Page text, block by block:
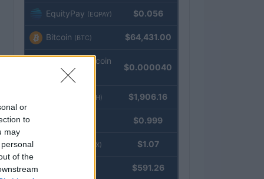
or
to
may
of the
EquityPay (EQPAY) $0.056
Bitcoin (BTC) $64,431.00
VNST Stablecoin
$0.000040
(ETH) $1,906.16
$0.999
(USDEX) $1.07
$591.26